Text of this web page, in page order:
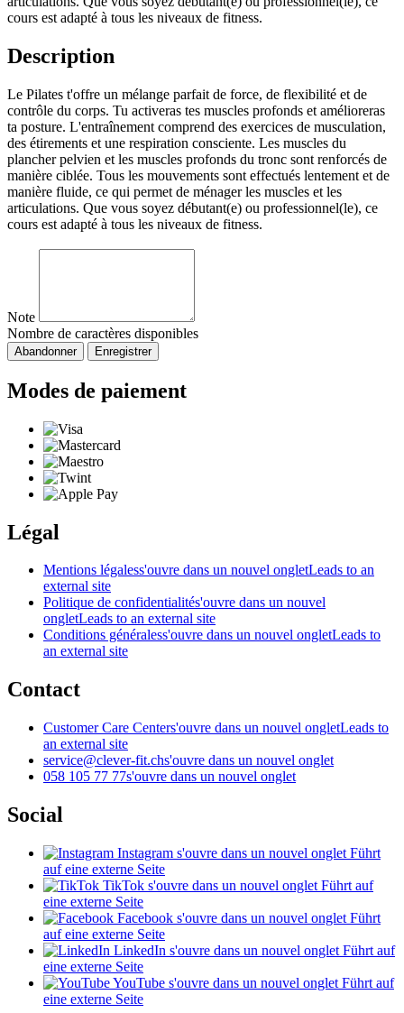
cours est adapté à tous les niveaux de fitness.
Description
Le Pilates t'offre un mélange parfait de force, de flexibilité et de
contrôle du corps. Tu activeras tes muscles profonds et amélioreras
ta posture. L'entraînement comprend des exercices de musculation,
des étirements et une respiration consciente. Les muscles du
plancher pelvien et les muscles profonds du tronc sont renforcés de
manière ciblée. Tous les mouvements sont effectués lentement et de
manière fluide, ce qui permet de ménager les muscles et les
articulations. Que vous soyez débutant(e) ou professionnel(le), ce
cours est adapté à tous les niveaux de fitness.
Note
Nombre de caractères disponibles
Abandonner Enregistrer
Modes de paiement
Légal
Mentions légaless'ouvre dans un nouvel ongletLeads to an
external site
Politique de confidentialités'ouvre dans un nouvel
ongletLeads to an external site
Conditions généraless'ouvre dans un nouvel ongletLeads to
an external site
Contact
Customer Care Centers'ouvre dans un nouvel ongletLeads to
an external site
service@clever-fit.chs'ouvre dans un nouvel onglet
058 105 77 77s'ouvre dans un nouvel onglet
Social
Instagram s'ouvre dans un nouvel onglet Führt
auf eine externe Seite
TikTok s'ouvre dans un nouvel onglet Führt auf
eine externe Seite
Facebook s'ouvre dans un nouvel onglet Führt
auf eine externe Seite
LinkedIn s'ouvre dans un nouvel onglet Führt auf
eine externe Seite
YouTube s'ouvre dans un nouvel onglet Führt auf
eine externe Seite